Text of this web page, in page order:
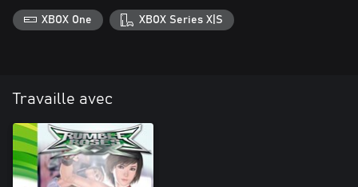
XBOX One XBOX Series X|S
Travaille avec